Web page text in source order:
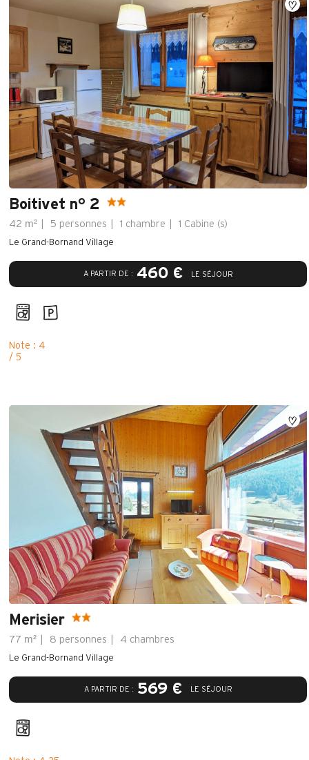
Boitivet n° 2
42 m² 5 personnes 1 chambre 1 Cabine (s)
A PARTIR DE : 460 € LE SÉJOUR
Le Grand-Bornand Village
Note : 4
/ 5
Merisier
77 m² 8 personnes 4 chambres
A PARTIR DE : 569 € LE SÉJOUR
Le Grand-Bornand Village